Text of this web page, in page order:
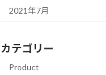
2021年7月
カテゴリー
Product